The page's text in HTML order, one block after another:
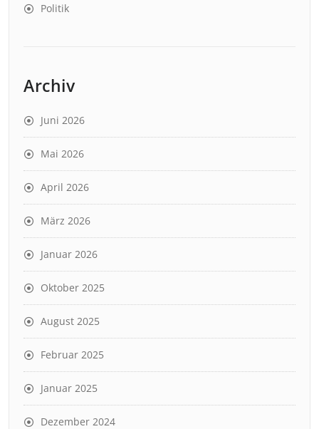
Politik
Archiv
Juni 2026
Mai 2026
April 2026
März 2026
Januar 2026
Oktober 2025
August 2025
Februar 2025
Januar 2025
Dezember 2024